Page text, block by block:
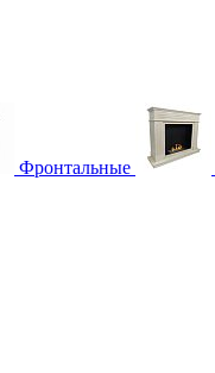
Фронтальные